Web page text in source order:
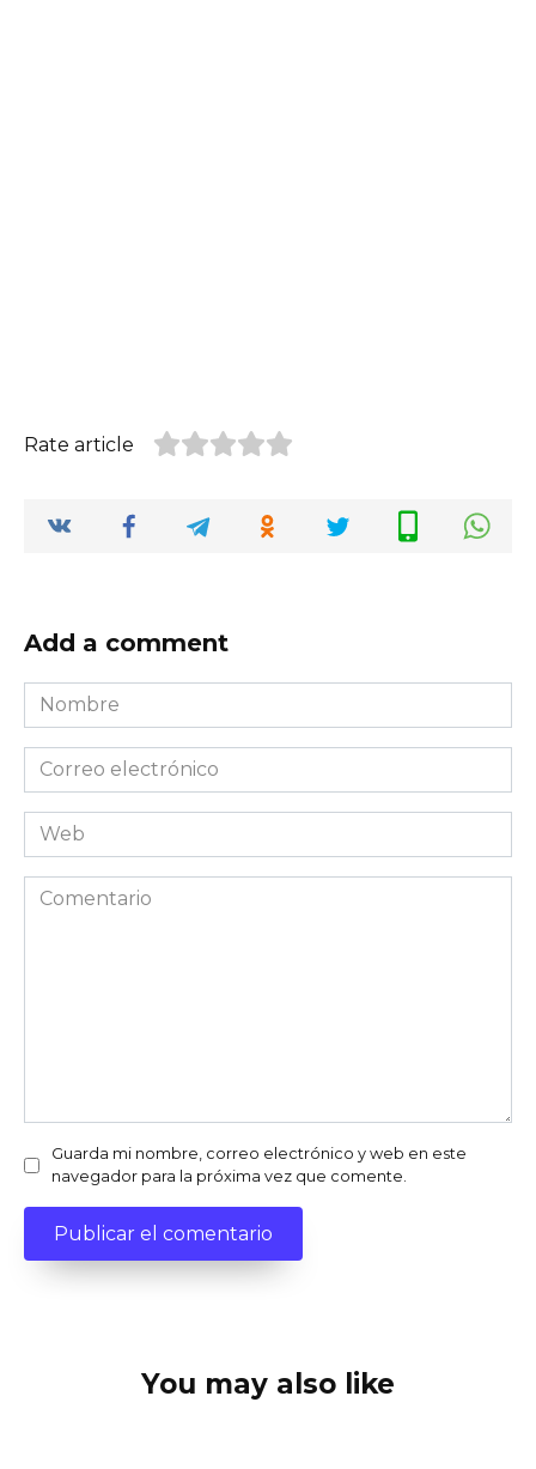
Rate article
Add a comment
Nombre
*
Correo
electrónico
*Web
Comentario
Guarda mi nombre, correo electrónico y web en este
navegador para la próxima vez que comente.
You may also like